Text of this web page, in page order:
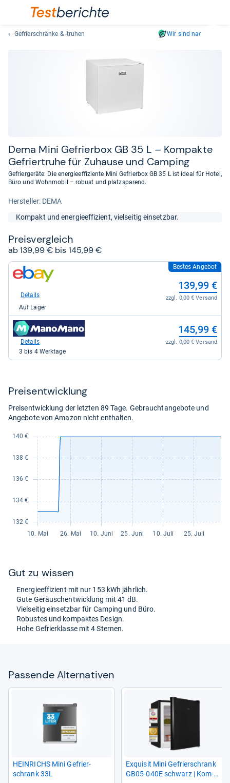
sich
Gefrierschränke & -truhen Wir sind nachhaltig
Dema Mini Gefrier­box GB 35 L – Kom­pakte
Gefrier­truhe für Zuhause und Cam­ping
Gefriergeräte: Die energieeffiziente Mini Gefrierbox GB 35 L ist ideal für Hotel,
Büro und Wohnmobil – robust und platzsparend.
Her­stel­ler: DEMA
Kompakt und energieeffizient, vielseitig einsetzbar.
Preis­ver­gleich
ab 139,99 € bis 145,99 €
zum
Shop:
eBay
139,99
kaufen.
Bestes Angebot
139,99 €
zzgl. 0,00 € Versand
Details
Auf Lager
zum
Shop:
Manomano
145,99 €
zzgl. 0,00 € Versand
Details
3 bis 4 Werktage
Preis­ent­wick­lung
Preisentwicklung der letzten 89 Tage. Gebrauchtangebote und
Angebote von Amazon nicht enthalten.
Gut zu wis­sen
Ener­gie­ef­fi­zi­ent mit nur 153 kWh jähr­lich.
Gute Geräusch­ent­wick­lung mit 41 dB.
Viel­sei­tig ein­setz­bar für Cam­ping und Büro.
Robus­tes und kom­pak­tes Design.
Hohe Gefrier­klasse mit 4 Ster­nen.
Pas­sende Alter­na­ti­ven
HEIN­RICHS Mini Gefrier­
schrank 33L
Exqui­sit Mini Gefrier­schrank
GB05-​040E schwarz | Kom­